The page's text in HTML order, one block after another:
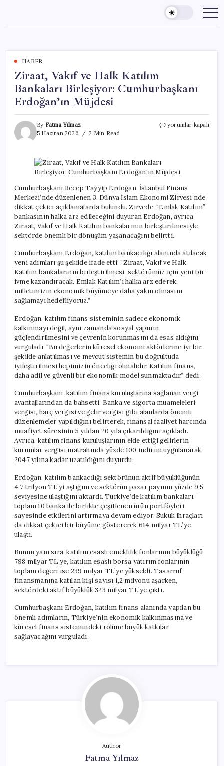
content
HABER
Ziraat, Vakıf ve Halk Katılım
Bankaları Birleşiyor: Cumhurbaşkanı
Erdoğan’ın Müjdesi
By Fatma Yılmaz
5 Haziran 2026
2 Min Read
Ziraat,
Birleşiyor:
Cumhurbaşkanı
Erdoğan’ın
Müjdesi
için
yorumlar kapalı
Cumhurbaşkanı Recep Tayyip Erdoğan, İstanbul Finans
Merkezi’nde düzenlenen 3. Dünya İslam Ekonomi Zirvesi’nde
dikkat çekici açıklamalarda bulundu. Zirvede, “Emlak Katılım”
bankasının halka arz edileceğini duyuran Erdoğan, ayrıca
Ziraat, Vakıf ve Halk Katılım bankalarının birleştirilmesiyle
sektörde önemli bir dönüşüm yaşanacağını belirtti.
Cumhurbaşkanı Erdoğan, katılım bankacılığı alanında atılacak
yeni adımları şu şekilde ifade etti: “Ziraat, Vakıf ve Halk
Katılım bankalarının birleştirilmesi, sektörümüz için yeni bir
ivme kazandıracak. Emlak Katılım’ı halka arz ederek,
milletimizin ekonomik büyümeye daha yakın olmasını
sağlamayı hedefliyoruz.”
Erdoğan, katılım finans sisteminin sadece ekonomik
kalkınmayı değil, aynı zamanda sosyal yapının
güçlendirilmesini ve çevrenin korunmasını da esas aldığını
vurguladı. “Bu değerlerin küresel ekonomi aktörlerine iyi bir
şekilde anlatılması ve mevcut sistemin bu doğrultuda
iyileştirilmesi hepimizin önceliği olmalıdır. Katılım finans,
daha adil ve güvenli bir ekonomik model sunmaktadır,” dedi.
Cumhurbaşkanı, katılım finans kuruluşlarına sağlanan vergi
avantajlarından da bahsetti. Banka ve sigorta muameleleri
vergisi, harç vergisi ve gelir vergisi gibi alanlarda önemli
düzenlemeler yapıldığını belirterek, finansal faaliyet harcında
muafiyet süresinin 5 yıldan 20 yıla çıkarıldığını açıkladı.
Ayrıca, katılım finans kuruluşlarının elde ettiği gelirlerin
kurumlar vergisi matrahında yüzde 100 indirim uygulanarak
2047 yılına kadar uzatıldığını duyurdu.
Erdoğan, katılım bankacılığı sektörünün aktif büyüklüğünün
4,7 trilyon TL’yi aştığını ve sektörün pazar payının yüzde 9,5
seviyesine ulaştığını aktardı. Türkiye’de katılım bankaları,
toplam 10 banka ile birlikte çeşitlenen ürün portföyleri
sayesinde etkilerini artırmaya devam ediyor. Sukuk ihraçları
da dikkat çekici bir büyüme göstererek 614 milyar TL’ye
ulaştı.
Bunun yanı sıra, katılım esaslı emeklilik fonlarının büyüklüğü
798 milyar TL’ye, katılım esaslı borsa yatırım fonlarının
toplam değeri ise 239 milyar TL’ye yükseldi. Tasarruf
finansmanına katılan kişi sayısı 1,2 milyonu aşarken,
sektördeki aktif büyüklük 323 milyar TL’ye çıktı.
Cumhurbaşkanı Erdoğan, katılım finans alanında yapılan bu
önemli adımların, Türkiye’nin ekonomik kalkınmasına ve
küresel finans sistemindeki rolüne büyük katkılar
sağlayacağını vurguladı.
Author
Fatma Yılmaz